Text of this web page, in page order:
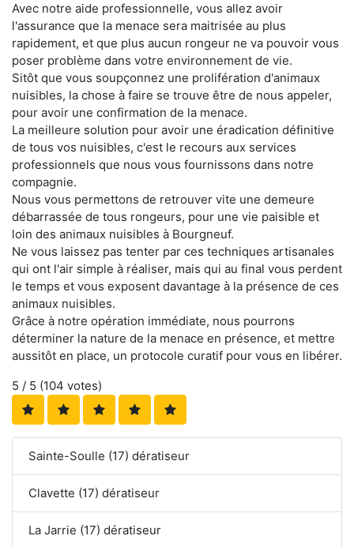
Avec notre aide professionnelle, vous allez avoir
l'assurance que la menace sera maitrisée au plus
rapidement, et que plus aucun rongeur ne va pouvoir vous
poser problème dans votre environnement de vie.
Sitôt que vous soupçonnez une prolifération d'animaux
nuisibles, la chose à faire se trouve être de nous appeler,
pour avoir une confirmation de la menace.
La meilleure solution pour avoir une éradication définitive
de tous vos nuisibles, c'est le recours aux services
professionnels que nous vous fournissons dans notre
compagnie.
Nous vous permettons de retrouver vite une demeure
débarrassée de tous rongeurs, pour une vie paisible et
loin des animaux nuisibles à Bourgneuf.
Ne vous laissez pas tenter par ces techniques artisanales
qui ont l'air simple à réaliser, mais qui au final vous perdent
le temps et vous exposent davantage à la présence de ces
animaux nuisibles.
Grâce à notre opération immédiate, nous pourrons
déterminer la nature de la menace en présence, et mettre
aussitôt en place, un protocole curatif pour vous en libérer.
5 / 5 (104 votes)
Sainte-Soulle (17) dératiseur
Clavette (17) dératiseur
La Jarrie (17) dératiseur